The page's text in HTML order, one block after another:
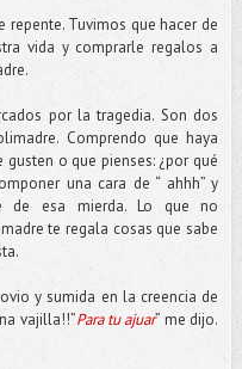
repente. Tuvimos que hacer de
vida y comprarle regalos a
por la tragedia. Son dos
Comprendo que haya
o que pienses: ¿por qué
una cara de “ ahhh” y
de esa mierda. Lo que no
te regala cosas que sabe
y sumida en la creencia de
vajilla!!”Para tu ajuar” me dijo.